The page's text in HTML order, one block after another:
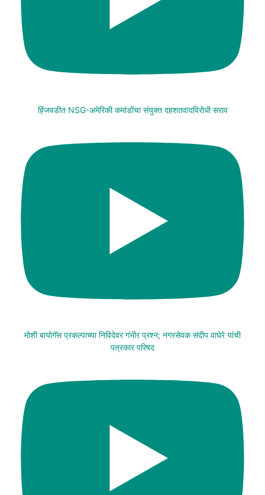
हिंजवडीत NSG-अमेरिकी कमांडोंचा संयुक्त दहशतवादविरोधी सराव
मोशी बायोगॅस प्रकल्पाच्या निविदेवर गंभीर प्रश्न; नगरसेवक संदीप वाघेरे यांची
पत्रकार परिषद